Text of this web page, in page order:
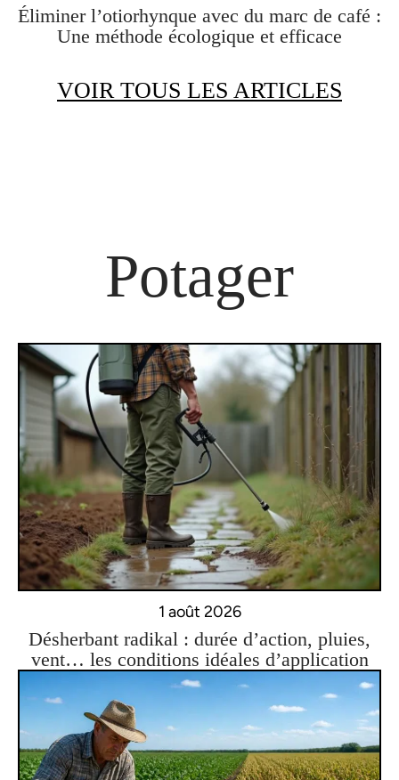
Éliminer l’otiorhynque avec du marc de café :
Une méthode écologique et efficace
VOIR TOUS LES ARTICLES
Potager
1 août 2026
Désherbant radikal : durée d’action, pluies,
vent… les conditions idéales d’application